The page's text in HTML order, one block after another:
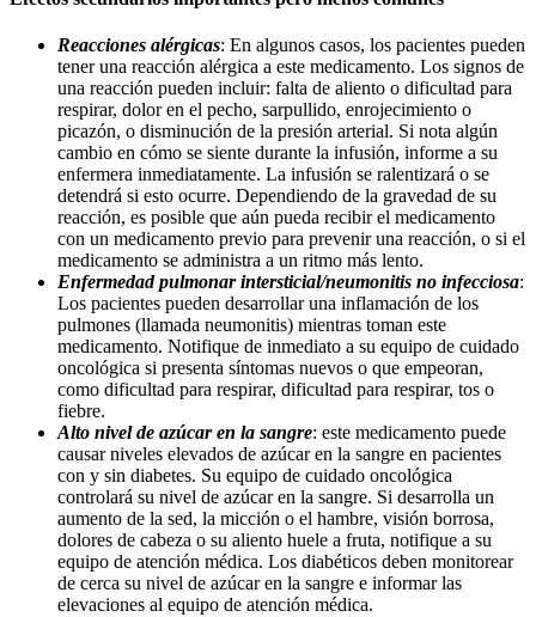
Reacciones alérgicas: En algunos casos, los pacientes pueden
tener una reacción alérgica a este medicamento. Los signos de
una reacción pueden incluir: falta de aliento o dificultad para
respirar, dolor en el pecho, sarpullido, enrojecimiento o
picazón, o disminución de la presión arterial. Si nota algún
cambio en cómo se siente durante la infusión, informe a su
enfermera inmediatamente. La infusión se ralentizará o se
detendrá si esto ocurre. Dependiendo de la gravedad de su
reacción, es posible que aún pueda recibir el medicamento
con un medicamento previo para prevenir una reacción, o si el
medicamento se administra a un ritmo más lento.
Enfermedad pulmonar intersticial/neumonitis no infecciosa:
Los pacientes pueden desarrollar una inflamación de los
pulmones (llamada neumonitis) mientras toman este
medicamento. Notifique de inmediato a su equipo de cuidado
oncológica si presenta síntomas nuevos o que empeoran,
como dificultad para respirar, dificultad para respirar, tos o
fiebre.
Alto nivel de azúcar en la sangre: este medicamento puede
causar niveles elevados de azúcar en la sangre en pacientes
con y sin diabetes. Su equipo de cuidado oncológica
controlará su nivel de azúcar en la sangre. Si desarrolla un
aumento de la sed, la micción o el hambre, visión borrosa,
dolores de cabeza o su aliento huele a fruta, notifique a su
equipo de atención médica. Los diabéticos deben monitorear
de cerca su nivel de azúcar en la sangre e informar las
elevaciones al equipo de atención médica.